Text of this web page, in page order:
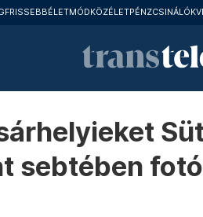
ÉLETMÓDKÖZÉLETPÉNZCSINÁLÓK
sebtében